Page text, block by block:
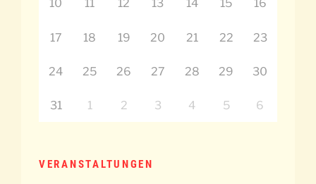
10 11 12 13 14 15 16
17 18 19 20 21 22 23
24 25 26 27 28 29 30
31 1 2 3 4 5 6
VERANSTALTUNGEN